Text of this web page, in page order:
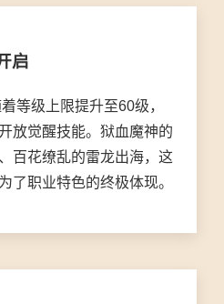
启
等级上限提升至60级，
放觉醒技能。狱血魔神的
百花缭乱的雷龙出海，这
了职业特色的终极体现。